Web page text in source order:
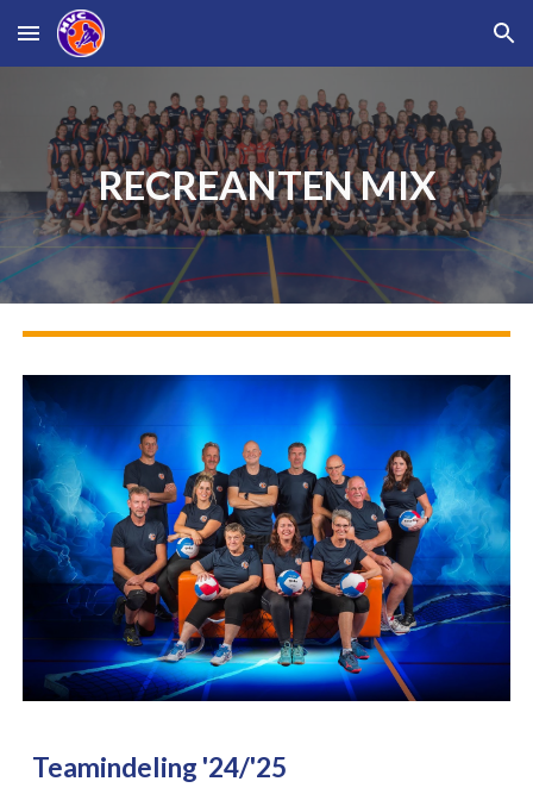
Skip to main content Skip to navigation
RECREANTEN MIX
Teamindeling '24/'25